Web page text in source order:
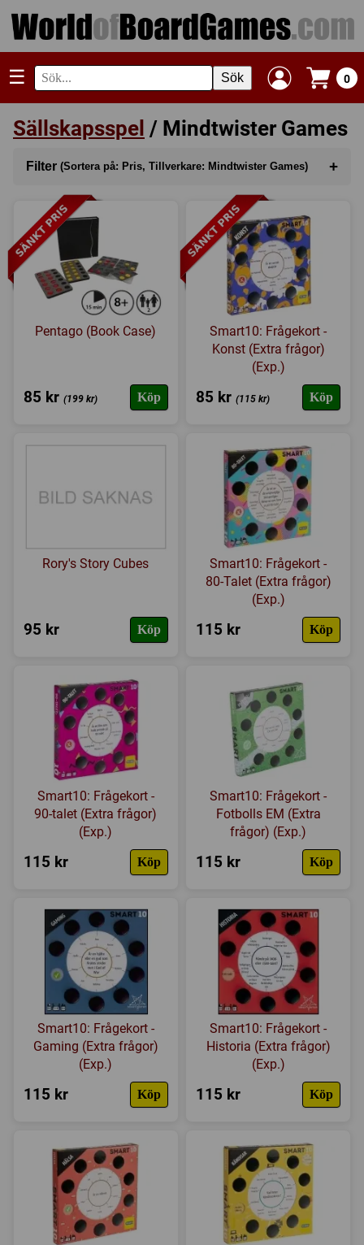
☰ Sök 0
Sällskapsspel / Mindtwister Games
Filter (Sortera på: Pris, Tillverkare: Mindtwister Games) +
Sortera på(Pris)
Kategori
Serie
Tillverkare(Mindtwister Games)
Pentago (Book Case)
85 kr (199 kr) Köp
Smart10: Frågekort -
Konst (Extra frågor)
(Exp.)
85 kr(115 kr) Köp
Rory's Story Cubes
95 kr Köp
Smart10: Frågekort -
80-Talet (Extra frågor)
(Exp.)
115 kr Köp
Smart10: Frågekort -
90-talet (Extra frågor)
(Exp.)
115 kr Köp
Smart10: Frågekort -
Fotbolls EM (Extra
frågor) (Exp.)
115 kr Köp
Smart10: Frågekort -
Gaming (Extra frågor)
(Exp.)
115 kr Köp
Smart10: Frågekort -
Historia (Extra frågor)
(Exp.)
115 kr Köp